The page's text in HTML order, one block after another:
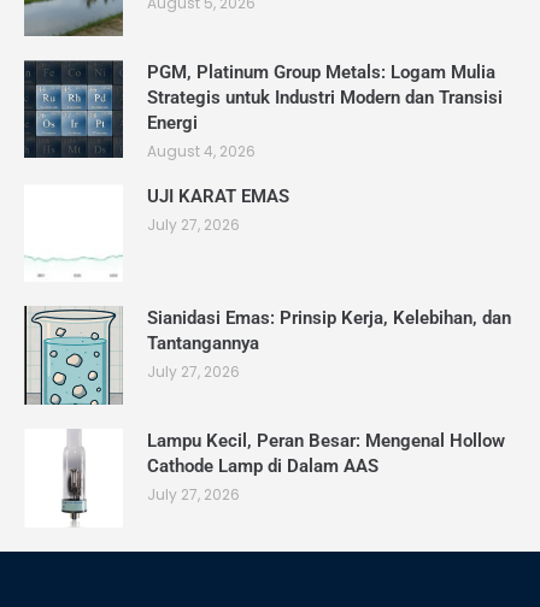
PGM, Platinum Group Metals: Logam Mulia
Strategis untuk Industri Modern dan Transisi
Energi
August 4, 2026
UJI KARAT EMAS
July 27, 2026
Sianidasi Emas: Prinsip Kerja, Kelebihan, dan
Tantangannya
July 27, 2026
Lampu Kecil, Peran Besar: Mengenal Hollow
Cathode Lamp di Dalam AAS
July 27, 2026